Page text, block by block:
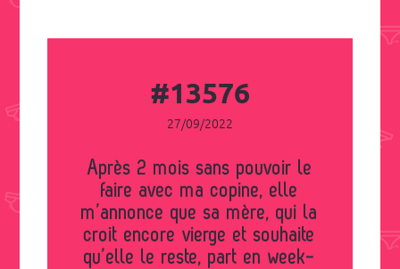
#13576
27/09/2022
Après 2 mois sans pouvoir le
faire avec ma copine, elle
m’annonce que sa mère, qui la
croit encore vierge et souhaite
qu’elle le reste, part en week-